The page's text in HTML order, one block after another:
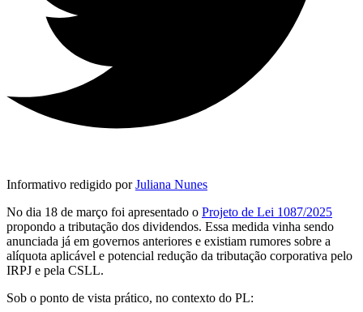
Informativo redigido porJuliana Nunes
No dia 18 de março foi apresentado o Projeto de Lei 1087/2025
propondo a tributação dos dividendos. Essa medida vinha sendo
anunciada já em governos anteriores e existiam rumores sobre a
alíquota aplicável e potencial redução da tributação corporativa pelo
IRPJ e pela CSLL.
Sob o ponto de vista prático, no contexto do PL: